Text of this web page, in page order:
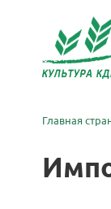
Главная